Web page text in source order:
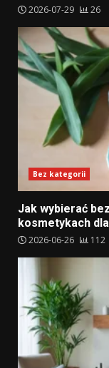
2026-07-29 26
Bez kategorii
Jak wybierać
kosmetykach
2026-06-26 112